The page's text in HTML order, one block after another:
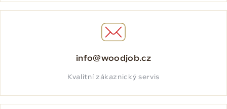
info@woodjob.cz
Kvalitní zákaznický servis